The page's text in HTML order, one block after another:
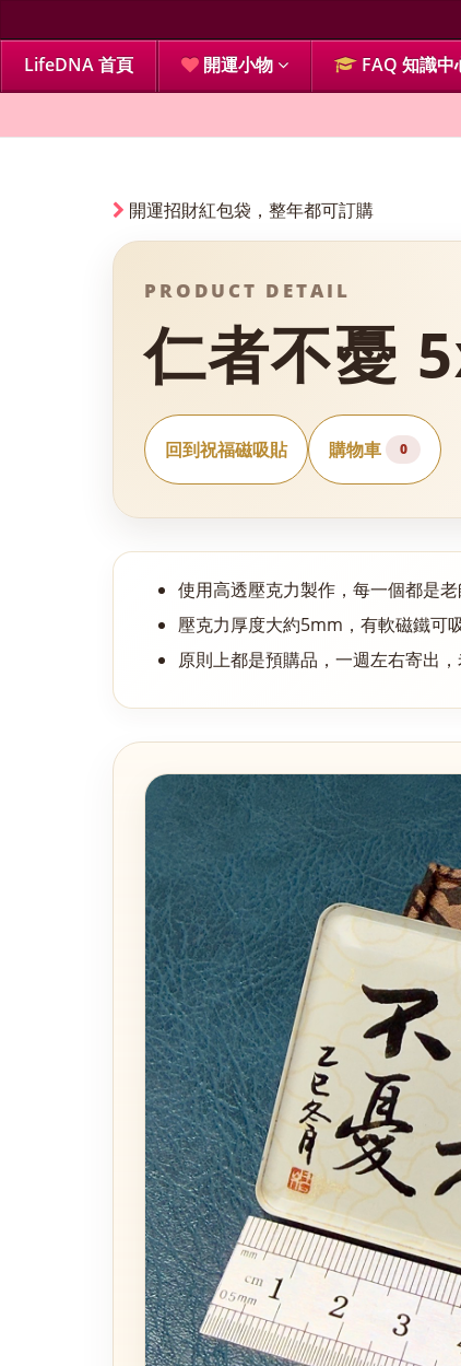
LifeDNA 首頁 開運小物 FAQ 知識中
開運招財紅包袋，整年都可訂購
PRODUCT DETAIL
仁者不憂
回到祝福磁吸貼 購物車 0
使用高透壓克力製作，每一個都是
壓克力厚度大約5mm，有軟磁鐵可
原則上都是預購品，一週左右寄出